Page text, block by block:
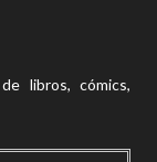
libros, cómics,